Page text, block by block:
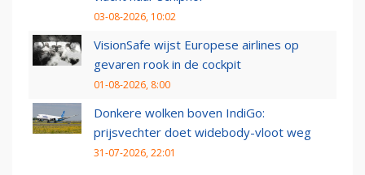
03-08-2026, 10:02
VisionSafe wijst Europese airlines op
gevaren rook in de cockpit
01-08-2026, 8:00
Donkere wolken boven IndiGo:
prijsvechter doet widebody-vloot weg
31-07-2026, 22:01